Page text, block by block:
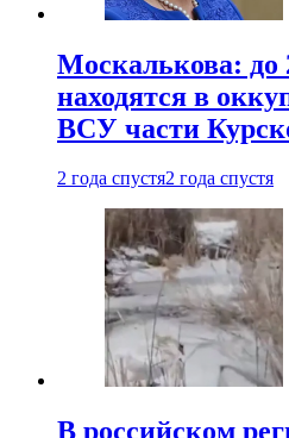
Москалькова: до
находятся в
ВСУ части
2 года спустя2 года спустя
В российском